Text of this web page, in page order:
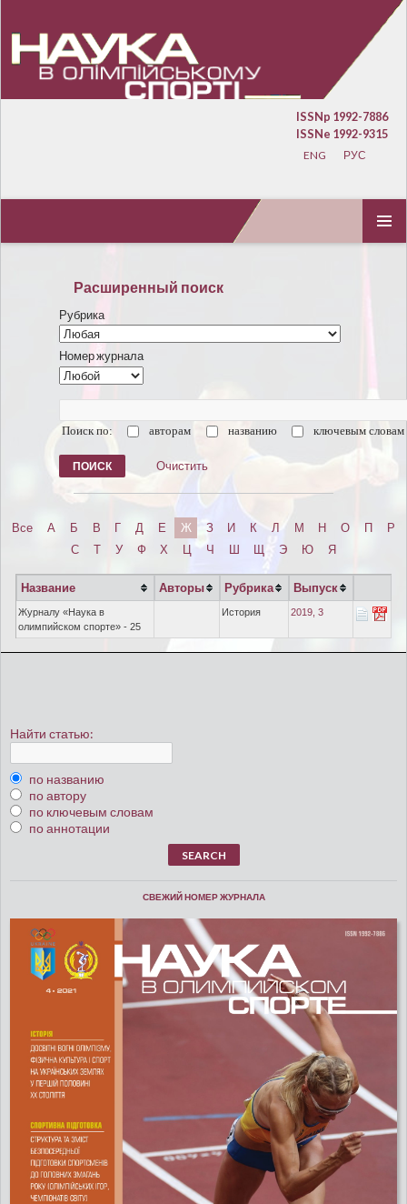
ISSNp 1992-7886
ISSNe 1992-9315
ENG РУС
Расширенный поиск
Рубрика
Номер журнала
Поиск по: авторам названию ключевым словам
Очистить
Все А Б В Г Д Е Ж З И К Л М Н О П
Р
С
Т У Ф Х Ц Ч Ш Щ Э Ю Я
Название Авторы Рубрика Выпуск
Журналу «Наука в
олимпийском спорте» - 25
История 2019, 3
Найти статью:
по названию
по автору
по ключевым словам
по аннотации
СВЕЖИЙ НОМЕР ЖУРНАЛА